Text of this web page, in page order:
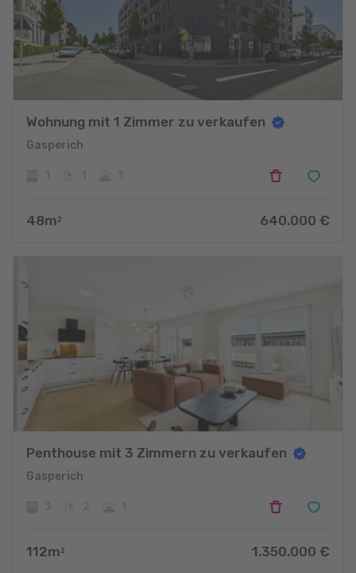
Wohnung mit 1 Zimmer zu verkaufen
Gasperich
48m 2 640.000 €
Penthouse mit 3 Zimmern zu verkaufen
Gasperich
112m 2 1.350.000 €